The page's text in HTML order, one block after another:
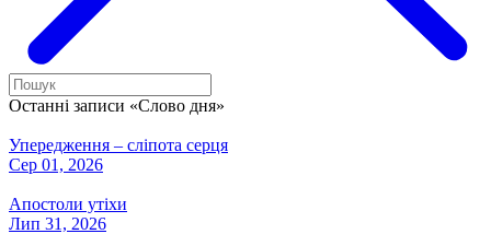
Останні записи «Слово дня»
Упередження – сліпота серця
Сер 01, 2026
Апостоли утіхи
Лип 31, 2026